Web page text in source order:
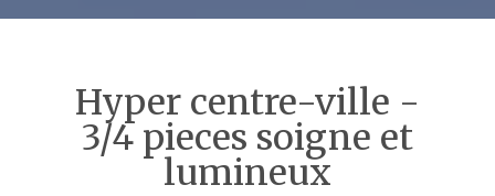
hyper centre-ville -
3/4 pieces soigne et
lumineux